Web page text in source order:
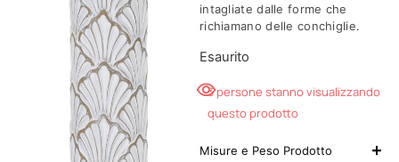
intagliate dalle forme che
richiamano delle conchiglie.
Esaurito
3 persone stanno visualizzando
questo prodotto
Misure e Peso Prodotto